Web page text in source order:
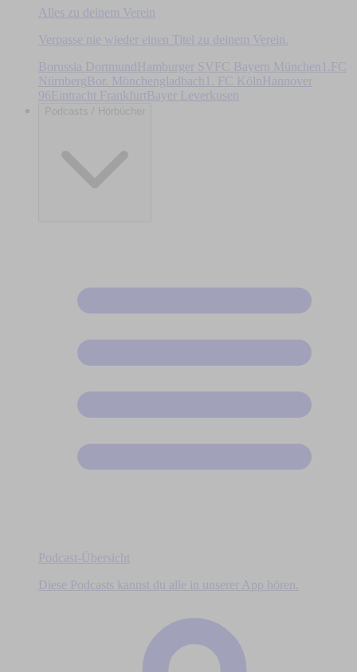
Alles zu deinem Verein
Verpasse nie wieder einen Titel zu deinem Verein.
Borussia DortmundHamburger SV FC Bayern München
1.FC
Nürnberg Bor. Mönchengladbach 1. FC Köln
Hannover
96Eintracht Frankfurt Bayer Leverkusen
Podcasts / Hörbücher
Podcast-Übersicht
Diese Podcasts kannst du alle in unserer App hören.